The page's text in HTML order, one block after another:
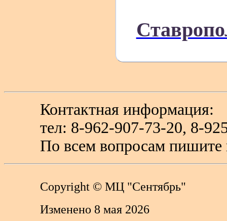
Контактная информация:
тел: 8-962-907-73-20, 8-
По всем вопросам
Copyright © МЦ "Сентябрь"
Изменено 8 мая 2026